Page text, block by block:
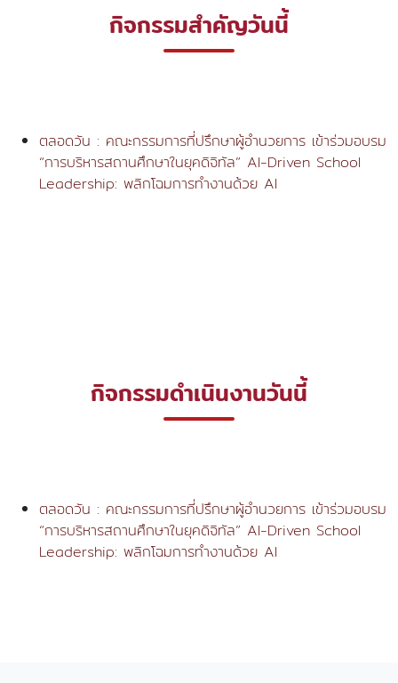
กิจกรรมสำคัญวันนี้
ตลอดวัน : คณะกรรมการที่ปรึกษาผู้อำนวยการ เข้าร่วมอบรม
“การบริหารสถานศึกษาในยุคดิจิทัล” AI-Driven School
Leadership: พลิกโฉมการทำงานด้วย AI
กิจกรรมดำเนินงานวันนี้
ตลอดวัน : คณะกรรมการที่ปรึกษาผู้อำนวยการ เข้าร่วมอบรม
“การบริหารสถานศึกษาในยุคดิจิทัล” AI-Driven School
Leadership: พลิกโฉมการทำงานด้วย AI